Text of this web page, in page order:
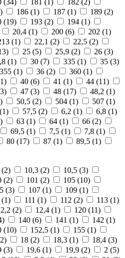
) 186 (1) 187 (1) 189 (2)
(19) 193 (2) 194 (1)
20,4 (1) 200 (6) 202 (1)
(1) 22,1 (2) 22,5 (2)
) 25 (5) 25,9 (2) 26 (3)
(1) 30 (7) 335 (1) 35 (3)
355 (1) 36 (2) 360 (1)
1) 40 (6) 41 (1) 44 (11)
) 47 (3) 48 (17) 48,2 (1)
) 50,5 (2) 504 (1) 507 (1)
1) 57,5 (2) 6,2 (1) 6,8 (1)
) 63 (1) 64 (1) 66 (2)
69,5 (1) 7,5 (1) 7,8 (1)
80 (17) 87 (1) 89,5 (1)
(2) 10,3 (2) 10,5 (3)
(2) 101 (2) 105 (10)
(3) 107 (1) 109 (1)
(1) 111 (1) 112 (2) 113 (1)
(2) 12,4 (1) 120 (11)
) 140 (6) 141 (1) 142 (1)
(10) 152,5 (1) 155 (1)
2) 18 (2) 18,3 (1) 18,4 (3)
(3) 19,6 (1) 19,9 (2) 2 (5)